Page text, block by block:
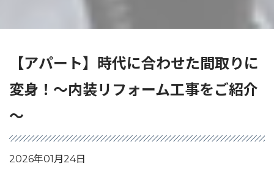
【アパート】時代に合わせた間取りに
変身！～内装リフォーム工事をご紹介
～
2026年01月24日